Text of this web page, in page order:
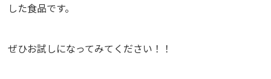
した食品です。
ぜひお試しになってみてください！！